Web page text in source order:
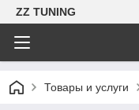
ZZ TUNING
Товары и услуги